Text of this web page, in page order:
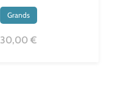
Grands
30,00 €